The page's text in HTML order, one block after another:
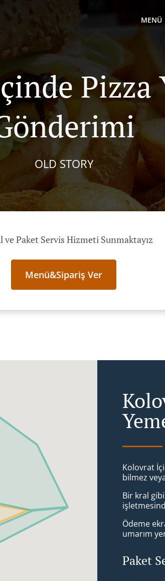
MENÜ
Pizza
OLD STORY
ve Paket Servis Hizmeti Sunmaktayız
Menü&Sipariş Ver
Kolovrat
bilmez
Bir kral
Ödeme
umarım
Paket